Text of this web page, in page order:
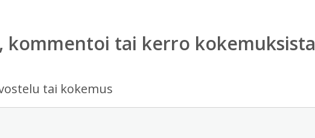
kommentoi tai kerro kokemuksista
tai kokemus